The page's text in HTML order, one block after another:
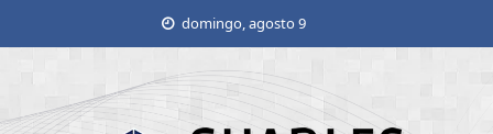
domingo, agosto 9